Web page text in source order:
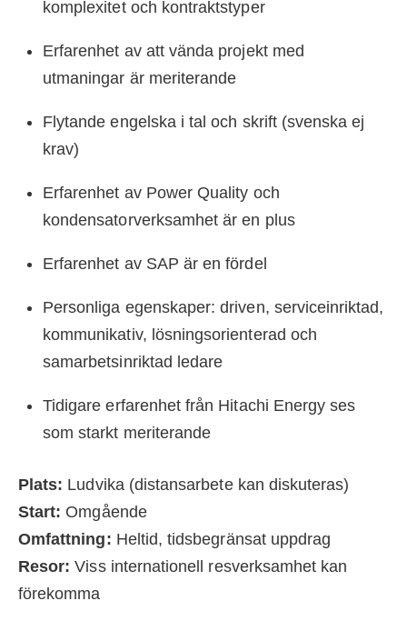
komplexitet och kontraktstyper
Erfarenhet av att vända projekt med
utmaningar är meriterande
Flytande engelska i tal och skrift (svenska ej
krav)
Erfarenhet av Power Quality och
kondensatorverksamhet är en plus
Erfarenhet av SAP är en fördel
Personliga egenskaper: driven, serviceinriktad,
kommunikativ, lösningsorienterad och
samarbetsinriktad ledare
Tidigare erfarenhet från Hitachi Energy ses
som starkt meriterande
Plats: Ludvika (distansarbete kan diskuteras)
Start: Omgående
Omfattning: Heltid, tidsbegränsat uppdrag
Resor: Viss internationell resverksamhet kan
förekomma